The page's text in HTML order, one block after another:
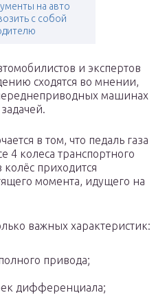
на авто
с собой
и экспертов
сходятся во мнении,
машинах
в том, что педаль газа
4 колеса транспортного
приходится
момента, идущего на
важных характеристик:
привода;
дифференциала;